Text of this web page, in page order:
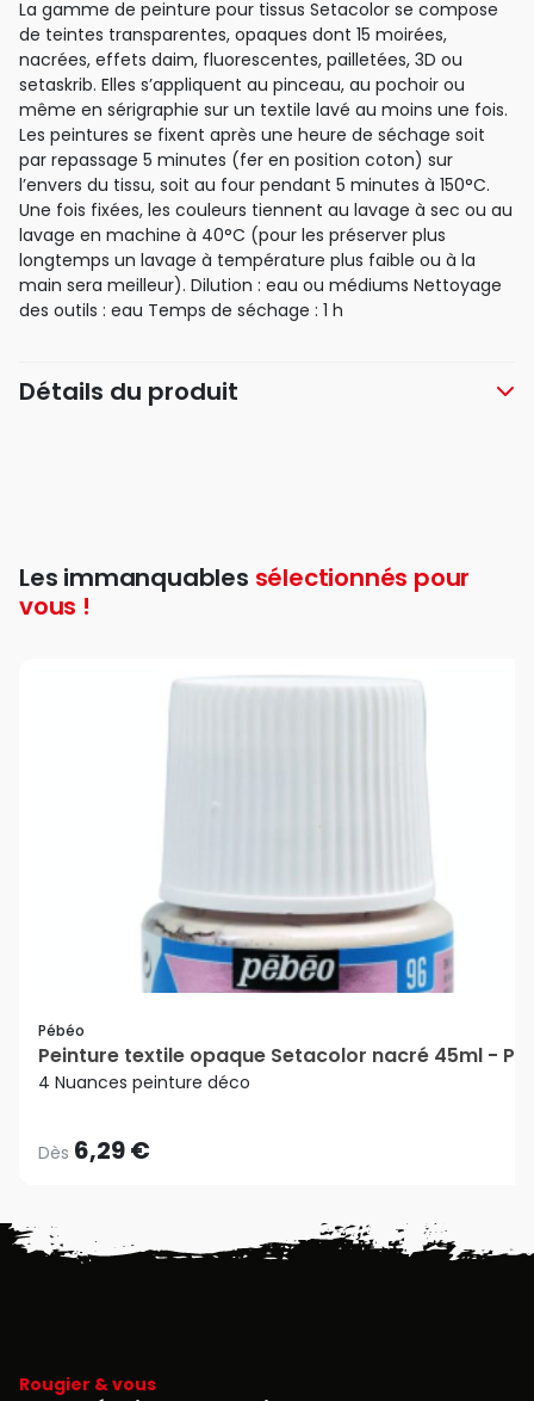
La gamme de peinture pour tissus Setacolor se compose
de teintes transparentes, opaques dont 15 moirées,
nacrées, effets daim, fluorescentes, pailletées, 3D ou
setaskrib. Elles s’appliquent au pinceau, au pochoir ou
même en sérigraphie sur un textile lavé au moins une fois.
Les peintures se fixent après une heure de séchage soit
par repassage 5 minutes (fer en position coton) sur
l’envers du tissu, soit au four pendant 5 minutes à 150°C.
Une fois fixées, les couleurs tiennent au lavage à sec ou au
lavage en machine à 40°C (pour les préserver plus
longtemps un lavage à température plus faible ou à la
main sera meilleur). Dilution : eau ou médiums Nettoyage
des outils : eau Temps de séchage : 1 h
Détails du produit
Les immanquables sélectionnés pour
vous !
Pébéo
Peinture textile opaque Setacolor nacré 45ml -
4 Nuances peinture déco
Dès 6,29 €
Rougier & vous